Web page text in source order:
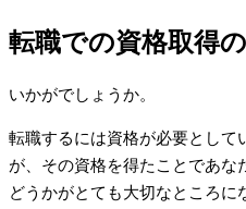
転職での資格取得
いかがでしょうか。
転職するには資格が必要として
が、その資格を得たことであな
どうかがとても大切なところに